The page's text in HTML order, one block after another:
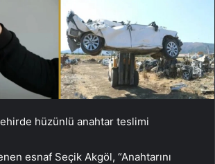
hüzünlü anahtar teslimi
esnaf Seçik Akgöl, “Anahtarını